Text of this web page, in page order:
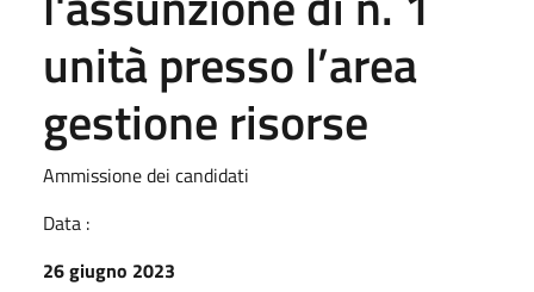
unità presso l’area
gestione risorse
Ammissione dei candidati
Data :
26 giugno 2023